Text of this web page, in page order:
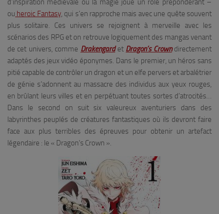
d’inspiration médiévale où la magie joue un rôle prépondérant –
ou heroic Fantasy, qui s’en rapproche mais avec une quête souvent
plus solitaire. Ces univers se rejoignent à merveille avec les
scénarios des RPG et on retrouve logiquement des mangas venant
de cet univers, comme Drakengardet Dragon’s Crowndirectement
adaptés des jeux vidéo éponymes. Dans le premier, un héros sans
pitié capable de contrôler un dragon et un elfe pervers et arbalétrier
de génie s’adonnent au massacre des individus aux yeux rouges,
en brûlant leurs villes et en perpétuant toutes sortes d’atrocités…
Dans le second on suit six valeureux aventuriers dans des
labyrinthes peuplés de créatures fantastiques où ils devront faire
face aux plus terribles des épreuves pour obtenir un artefact
légendaire : le « Dragon’s Crown ».